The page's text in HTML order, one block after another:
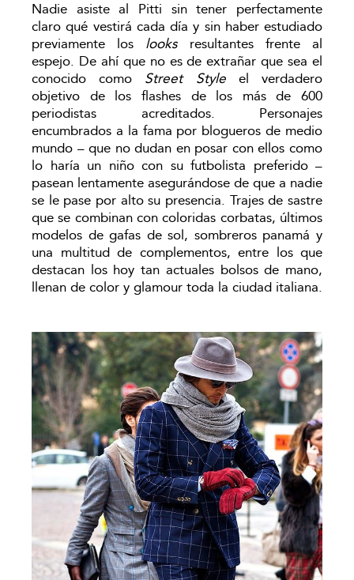
Nadie asiste al Pitti sin tener perfectamente
claro qué vestirá cada día y sin haber estudiado
previamente los looksresultantes frente al
espejo. De ahí que no es de extrañar que sea el
conocido como Street Styleel verdadero
objetivo de los flashes de los más de 600
periodistas acreditados. Personajes
encumbrados a la fama por blogueros de medio
mundo – que no dudan en posar con ellos como
lo haría un niño con su futbolista preferido –
pasean lentamente asegurándose de que a nadie
se le pase por alto su presencia. Trajes de sastre
que se combinan con coloridas corbatas, últimos
modelos de gafas de sol, sombreros panamá y
una multitud de complementos, entre los que
destacan los hoy tan actuales bolsos de mano,
llenan de color y glamour toda la ciudad italiana.